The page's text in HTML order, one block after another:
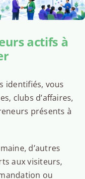
actifs à
identifiés, vous
clubs d’affaires,
présents à
d’autres
aux visiteurs,
ou